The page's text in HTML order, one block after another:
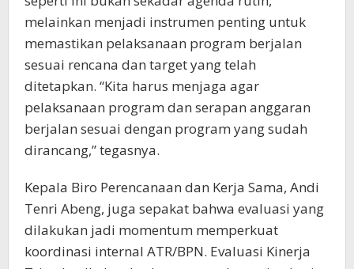
melainkan menjadi instrumen penting untuk
memastikan pelaksanaan program berjalan
sesuai rencana dan target yang telah
ditetapkan. “Kita harus menjaga agar
pelaksanaan program dan serapan anggaran
berjalan sesuai dengan program yang sudah
dirancang,” tegasnya.
Kepala Biro Perencanaan dan Kerja Sama, Andi
Tenri Abeng, juga sepakat bahwa evaluasi yang
dilakukan jadi momentum memperkuat
koordinasi internal ATR/BPN. Evaluasi Kinerja